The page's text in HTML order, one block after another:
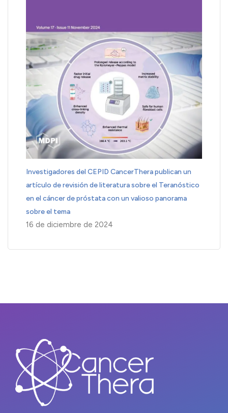
Investigadores del CEPID CancerThera publican un
artículo de revisión de literatura sobre el Teranóstico
en el cáncer de próstata con un valioso panorama
sobre el tema
16 de diciembre de 2024